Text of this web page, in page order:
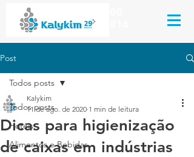
(51) 99659.2814
Kalykim Indústria Química
Post
Todos posts
Hotéis
Alimentos e Bebidas
Todos posts
Dicas para higienização
de caixas em indústrias
Kalykim
11 de ago. de 2020 1 min de leitura